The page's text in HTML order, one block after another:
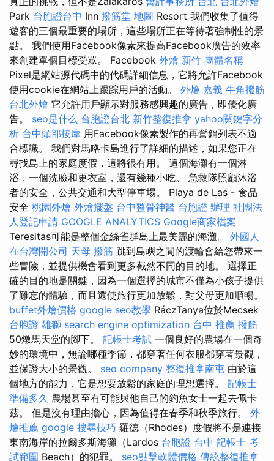
Park 台胞證台中 Inn 撥筋堂 地圖 Resort 我們收集了值得
遊客的三個最重要的場所，這些場所正在等待著強制性的景
點。 我們使用Facebook像素來提高Facebook廣告的效率
來創建單個目標受眾。 Facebook 外燴 新竹 團體名稱
Pixel是網站源代碼中的代碼詳細信息，它將允許Facebook
使用cookie在網站上跟踪用戶的活動。 外燴 嘉義 牛角撥筋
台北外燴 它允許用戶顯示對服務感興趣的廣告，即優化廣
告。 seo是什么 台胞證台北 新竹整復推拿 yahoo關鍵字分
析 台中頭部按摩 用Facebook像素製作的再營銷列表不適
合標識。 我們對馬略卡島進行了詳細的描述，如果您正在
尋找島上的家庭度假，這將很有用。 這個海灘有一個淋
浴，一個洗臉和更衣室，還有幾種小吃。 急救隊照顧沐浴
者的安全，公共交通和大型停車場。 Playa de Las - 食品
安全 桃園外燴 外燴擺盤 台中整骨神醫 台胞證 辦理 社團法
人登記申請 GOOGLE ANALYTICS Google商家檔案
Teresitas可能是整個金絲雀群島上最美麗的海灘。 外國人
在台灣開公司 天母 撥筋 跳到島嶼之間的渡輪會給您帶來一
些冒險，並提供機會看到更多截然不同的目的地。 選擇正
確的目的地是關鍵，因為一個選擇的城市不僅為小孩子提供
了難忘的體驗，而且還使旅行更加放鬆，對父母更加順暢。
buffet外燴價格 google seo教學 RáczTanya位於Mecsek
台胞證 雄獅 search engine optimization 台中 推薦 撥筋
50燉馬天堂的腳下。 記帳士考試 一個良好的農場在一個奇
妙的環境中，無論哪種季節，都穿著任何衣服都穿著景觀，
並保證大小的景觀。 seo company 整復推拿南屯 由於這
個地方的能力，它是想要放鬆的家庭的理想選擇。 記帳士
準備多久 農場甚至有可能與他自己的釣魚女士一起去佩卡
茲。 但是沒有理由擔心，因為值得在春季和秋季旅行。 外
燴推薦 google 搜尋技巧 羅德（Rhodes）度假將不是連接
東南海岸的拉爾多斯海灘（Lardos 台胞證 台中 記帳士 考
試範圍 Beach）的犯罪。 seo點擊軟體價格 傳統整復推拿